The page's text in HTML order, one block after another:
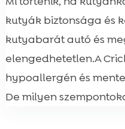
kutyák biztonsága és
kutyabarát autó és
elengedhetetlen.A
hypoallergén és
De milyen